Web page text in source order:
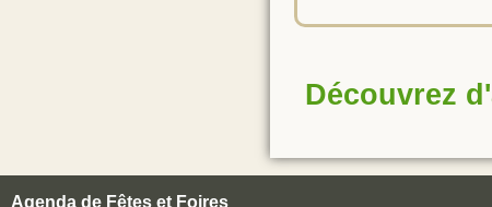
Découvrez
Agenda de Fêtes et Foires